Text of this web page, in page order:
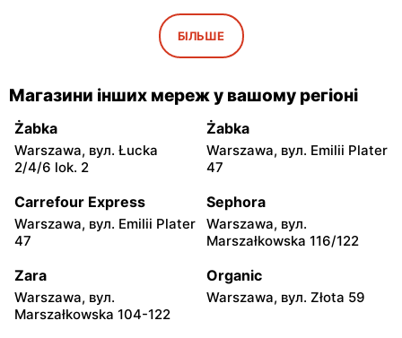
Warszawa, вул. Piękna 16 b
Rossmann
Warszawa, вул.
Marszałkowska 28
Rossmann
Warszawa, вул. Senatorska
2
Warszawa, вул. Prosta 68
Rossmann
Mokotowska 1
Rossmann
Marszałkowska 126/134
Rossmann Rossmann
Rossmann
Warszawa, вул.
Rossmann
БІЛЬШЕ
Магазини інших мереж у вашому регіоні
Żabka
Warszawa, вул. Łucka
2/4/6 lok. 2
Żabka
Warszawa, вул. Emilii Plater
47
Carrefour Express
Warszawa, вул. Emilii Plater
47
Sephora
Warszawa, вул.
Marszałkowska 116/122
Zara
Warszawa, вул.
Marszałkowska 104-122
Organic
Warszawa, вул. Złota 59